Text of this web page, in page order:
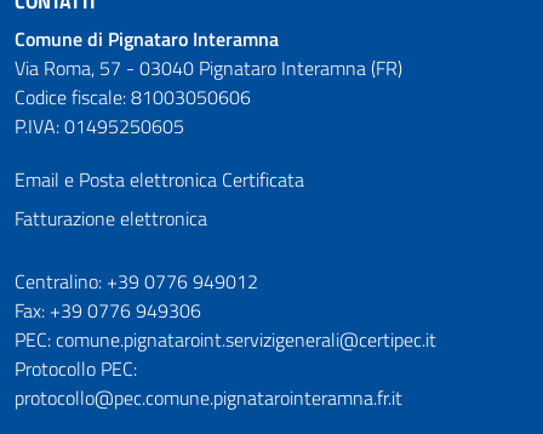
Comune di Pignataro Interamna
Via Roma, 57 - 03040 Pignataro Interamna (FR)
Codice fiscale: 81003050606
P.IVA: 01495250605
Email e Posta elettronica Certificata
Fatturazione elettronica
Numeri utili
Centralino: +39 0776 949012
Fax: +39 0776 949306
PEC: comune.pignataroint.servizigenerali@certipec.it
Protocollo PEC:
protocollo@pec.comune.pignatarointeramna.fr.it